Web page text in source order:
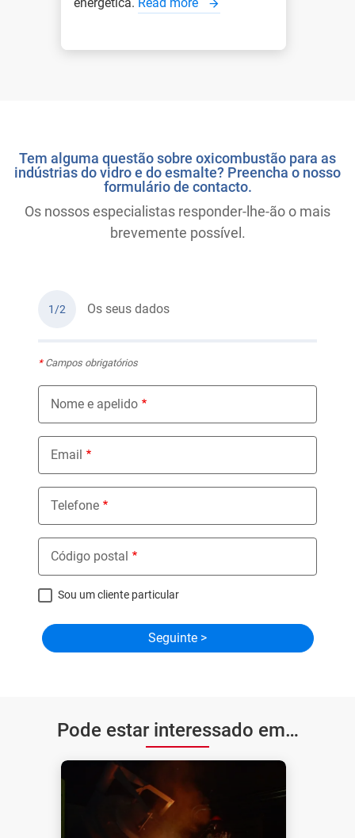
Tem alguma questão sobre oxicombustão para as
indústrias do vidro e do esmalte? Preencha o nosso
formulário de contacto.
Os nossos especialistas responder-lhe-ão o mais
brevemente possível.
1/2 Os seus dados
*Campos obrigatórios
Nome e apelido
Email
Telefone
Código postal
Sou um cliente particular
Pode estar interessado em…